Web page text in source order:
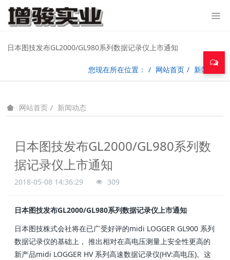
日本图技发布GL2000/GL980系列数据记录仪上市通知
您现在所在位置： 网站首页 新闻动态
网站首页 新闻动态
日本图技发布GL2000/GL980系列数
据记录仪上市通知
2018-05-08 14:36:29 309
日本图技发布GL2000/GL980系列数据记录仪上市通知
日本图技株式会社将在已广受好评的midi LOGGER GL900 系列
数据记录仪的基础上， 推出相对在高电压测量上安全性更高的
新产品midi LOGGER HV 系列高速数据记录仪(HV:高电压)。这